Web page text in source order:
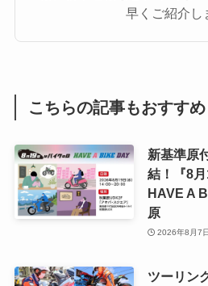
早くご紹介し
こちらの記事もおすすめ
新基準原
結！『8
HAVE A
原
2026年8月7日
ツーリン